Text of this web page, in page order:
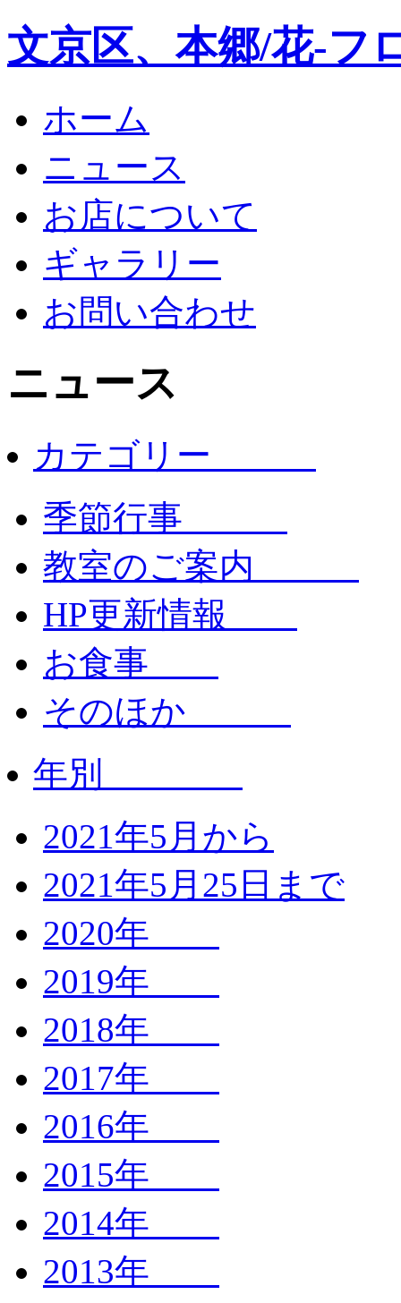
文京区、本郷/花-フ
ホーム
ニュース
お店について
ギャラリー
お問い合わせ
ニュース
カテゴリー
季節行事
教室のご案内
HP更新情報
お食事
そのほか
年別
2021年5月から
2021年5月25日まで
2020年
2019年
2018年
2017年
2016年
2015年
2014年
2013年